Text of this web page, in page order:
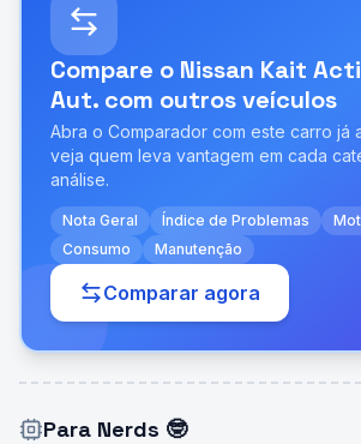
Compare o Nissan Kait
Aut. com outros veículos
Abra o Comparador com este carro já
veja quem leva vantagem em cada
análise.
Nota Geral Índice de Problemas
Consumo
Manutenção
Comparar agora
Para Nerds 🤓